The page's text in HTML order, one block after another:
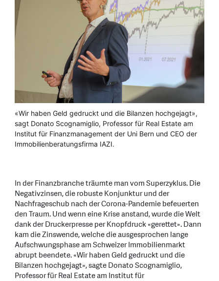
«Wir haben Geld gedruckt und die Bilanzen hochgejagt»,
sagt Donato Scognamiglio, Professor für Real Estate am
Institut für Finanzmanagement der Uni Bern und CEO der
Immobilienberatungsfirma IAZI.
In der Finanzbranche träumte man vom Superzyklus. Die
Negativzinsen, die robuste Konjunktur und der
Nachfrageschub nach der Corona-Pandemie befeuerten
den Traum. Und wenn eine Krise anstand, wurde die Welt
dank der Druckerpresse per Knopfdruck «gerettet». Dann
kam die Zinswende, welche die ausgesprochen lange
Aufschwungsphase am Schweizer Immobilienmarkt
abrupt beendete. «Wir haben Geld gedruckt und die
Bilanzen hochgejagt», sagte Donato Scognamiglio,
Professor für Real Estate am Institut für